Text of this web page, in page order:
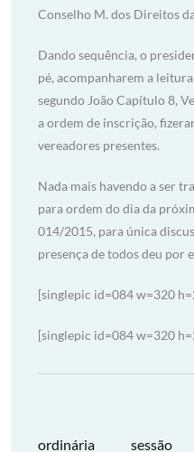
Conselho M. dos Direitos
Dando sequência, o
pé, acompanharem a
segundo João Capítulo 8,
a ordem de inscrição,
vereadores presentes.
Nada mais havendo a ser
para ordem do dia da
014/2015, para única
presença de todos deu por
[singlepic id=084 w=320
[singlepic id=084 w=320
ordinária sessão